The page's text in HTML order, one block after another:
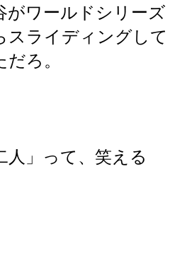
がワールドシリーズ
スライディングして
ろ。
人」って、笑える